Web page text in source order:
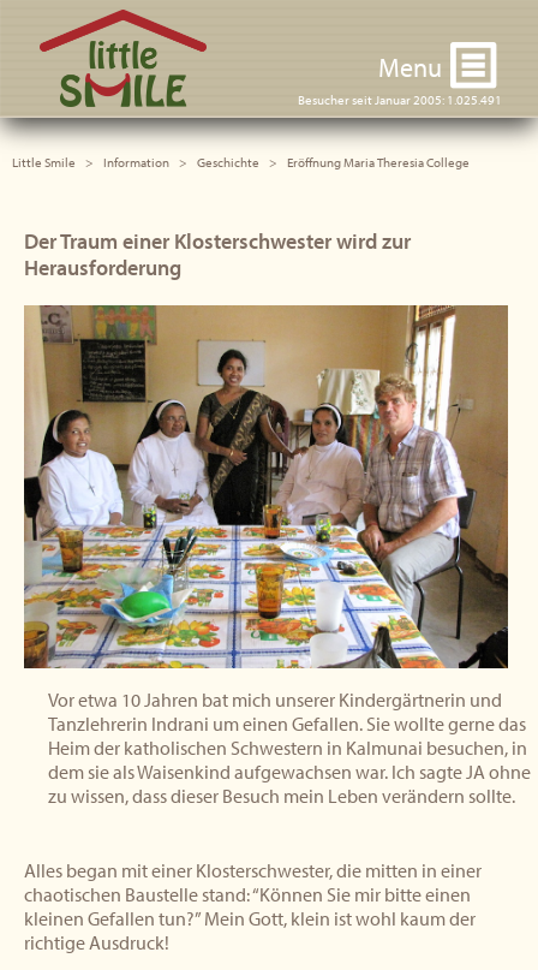
Menu
Besucher seit Januar 2005: 1.025.491
Little Smile Information Geschichte Eröffnung Maria Theresia College
Der Traum einer Klosterschwester wird zur
Herausforderung
Vor etwa 10 Jahren bat mich unserer Kindergärtnerin und
Tanzlehrerin Indrani um einen Gefallen. Sie wollte gerne das
Heim der katholischen Schwestern in Kalmunai besuchen, in
dem sie als Waisenkind aufgewachsen war. Ich sagte JA ohne
zu wissen, dass dieser Besuch mein Leben verändern sollte.
Alles began mit einer Klosterschwester, die mitten in einer
chaotischen Baustelle stand: “Können Sie mir bitte einen
kleinen Gefallen tun?” Mein Gott, klein ist wohl kaum der
richtige Ausdruck!